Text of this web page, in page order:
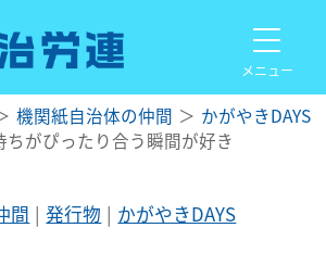
メニュー
機関紙自治体の仲間
かがやきDAYS
ちがぴったり合う瞬間が好き
間
発行物 かがやきDAYS